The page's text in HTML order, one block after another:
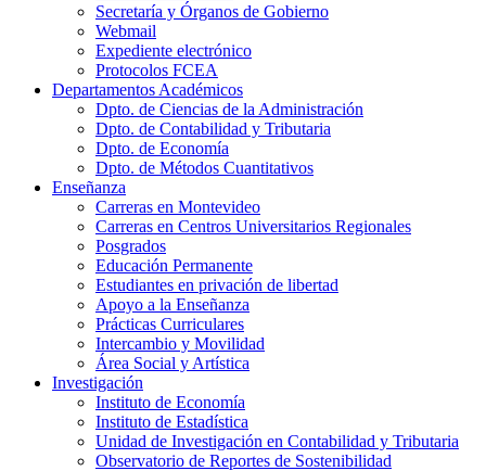
Secretaría y Órganos de Gobierno
Webmail
Expediente electrónico
Protocolos FCEA
Departamentos Académicos
Dpto. de Ciencias de la Administración
Dpto. de Contabilidad y Tributaria
Dpto. de Economía
Dpto. de Métodos Cuantitativos
Enseñanza
Carreras en Montevideo
Carreras en Centros Universitarios Regionales
Posgrados
Educación Permanente
Estudiantes en privación de libertad
Apoyo a la Enseñanza
Prácticas Curriculares
Intercambio y Movilidad
Área Social y Artística
Investigación
Instituto de Economía
Instituto de Estadística
Unidad de Investigación en Contabilidad y Tributaria
Observatorio de Reportes de Sostenibilidad